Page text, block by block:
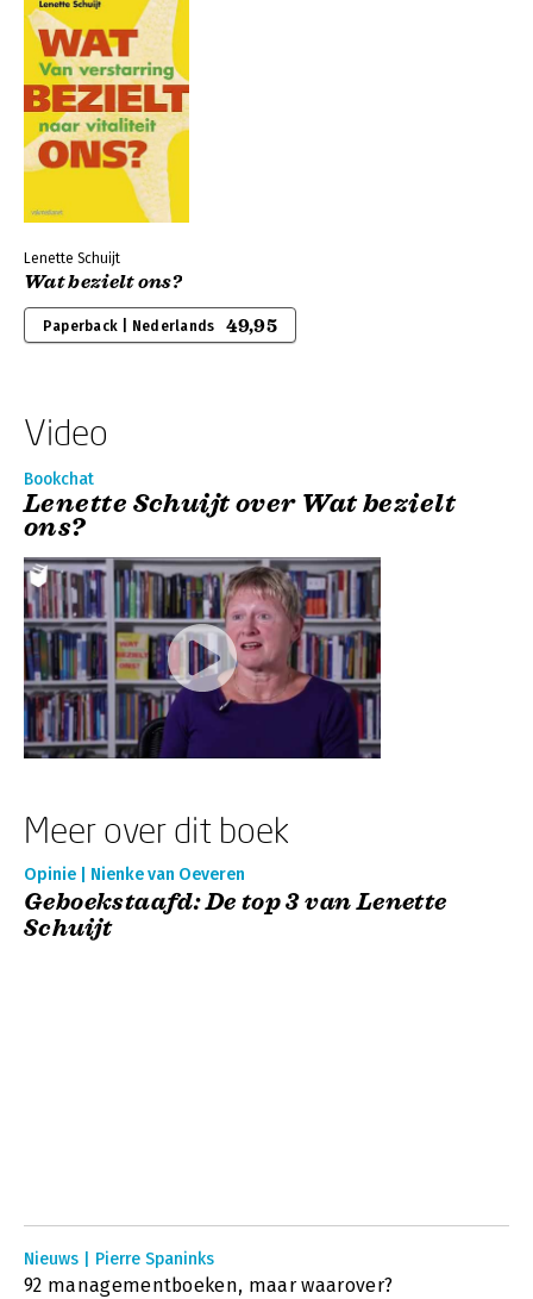
Lenette Schuijt
Wat bezielt ons?
Paperback | Nederlands 49,95
Video
Bookchat
Lenette Schuijt over Wat bezielt
ons?
Meer over dit boek
Opinie | Nienke van Oeveren
Geboekstaafd: De top 3 van Lenette
Schuijt
Nieuws | Pierre Spaninks
92 managementboeken, maar waarover?